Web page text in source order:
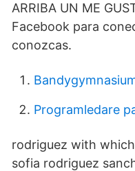
ARRIBA UN ME
Facebook para
conozcas.
Programledare
rodriguez with
sofia rodriguez